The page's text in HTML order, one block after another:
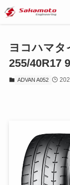
ヨコハマタ
255/40R17
ADVAN A052